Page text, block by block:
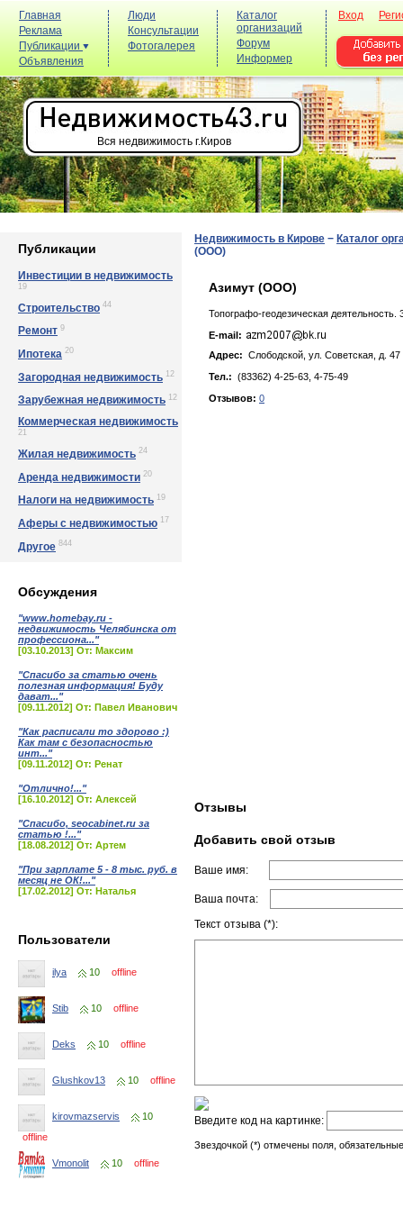
Главная
Реклама
Публикации
Объявления
Люди
Консультации
Фотогалерея
Каталог
организаций
Форум
Информер
Вход
Вся недвижимость г.Киров
Публикации
Инвестиции в недвижимость
19
Строительство 44
Ремонт 9
Ипотека 20
Загородная недвижимость 12
Зарубежная недвижимость 12
Коммерческая недвижимость
21
Жилая недвижимость 24
Аренда недвижимости 20
Налоги на недвижимость 19
Аферы с недвижимостью 17
Другое 844
Обсуждения
"www.homebay.ru -
недвижимость Челябинска от
профессиона..."
[03.10.2013] От: Максим
"Спасибо за статью очень
полезная информация! Буду
дават..."
[09.11.2012] От: Павел Иванович
"Как расписали то здорово :)
Как там с безопасностью
инт..."
[09.11.2012] От: Ренат
"Отлично!..."
[16.10.2012] От: Алексей
"Спасибо, seocabinet.ru за
статью !..."
[18.08.2012] От: Артем
"При зарплате 5 - 8 тыс. руб. в
месяц не ОК!..."
[17.02.2012] От: Наталья
Пользователи
ilya 10 offline
Stib 10 offline
Deks 10 offline
Glushkov13 10 offline
kirovmazservis
10
offline
Vmonolit 10 offline
Недвижимость в Кирове − Каталог
(ООО)
Азимут (ООО)
Топографо-геодезическая
E-mail:
Адрес: Слободской, yл. Сoвeтcкaя, д. 47
Тел.: (83362) 4-25-63, 4-75-49
Отзывов: 0
Отзывы
Добавить свой отзыв
Ваше имя:
Ваша почта:
Текст отзыва (*):
Введите код на картинке:
Звездочкой (*) отмечены поля,